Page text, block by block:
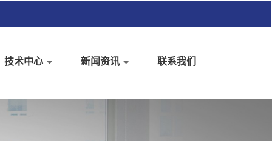
技术中心 新闻资讯 联系我们